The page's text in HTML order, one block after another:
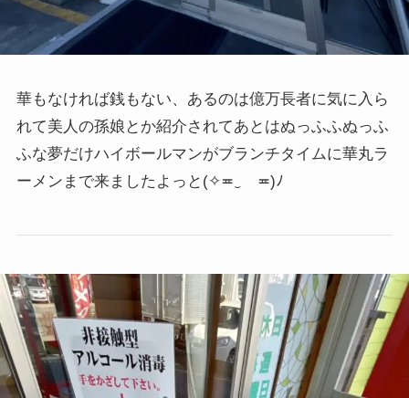
華もなければ銭もない、あるのは億万長者に気に入ら
れて美人の孫娘とか紹介されてあとはぬっふふぬっふ
ふな夢だけハイボールマンがブランチタイムに華丸ラ
ーメンまで来ましたよっと (✧≖‿ゝ≖)ﾉ